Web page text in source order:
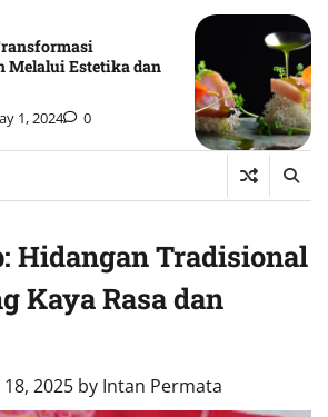
Melalui Estetika dan
1, 2024 0
Hidangan Tradisional
Kaya Rasa dan
2025 by Intan Permata